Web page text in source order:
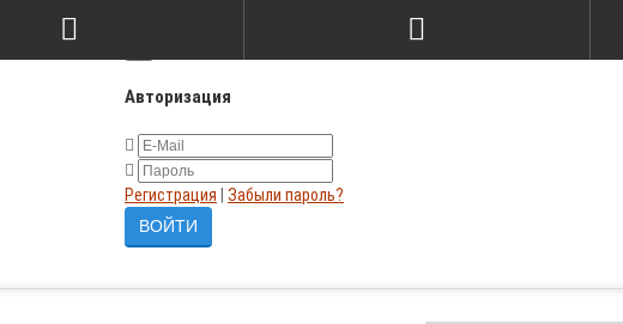
Авторизация
Регистрация Забыли пароль?